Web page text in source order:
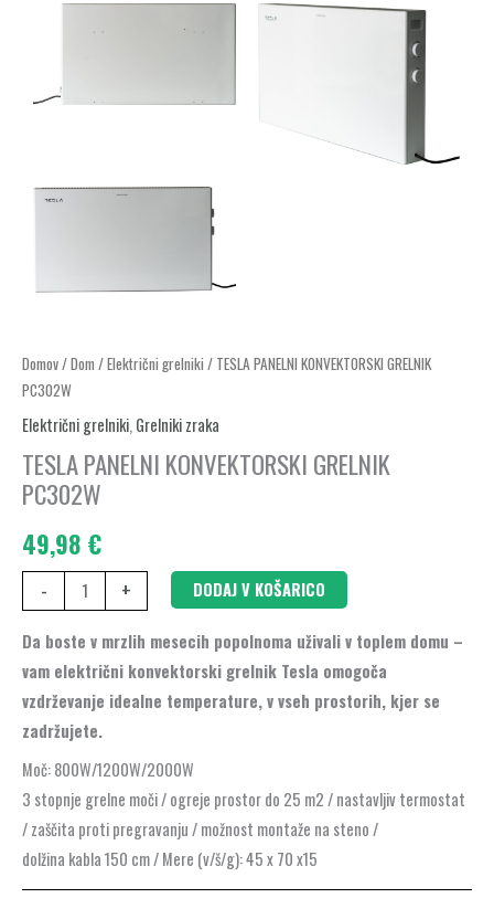
Domov/Dom /Električni grelniki / TESLA PANELNI KONVEKTORSKI GRELNIK
PC302W
Električni grelniki,Grelniki zraka
TESLA PANELNI KONVEKTORSKI GRELNIK
PC302W
49,98 €
-
TESLA
PANELNI
KONVEKTORSKI
GRELNIK
PC302W
+ DODAJ V KOŠARICO
Da boste v mrzlih mesecih popolnoma uživali v toplem domu –
vam električni konvektorski grelnik Tesla omogoča
vzdrževanje idealne temperature, v vseh prostorih, kjer se
zadržujete.
Moč: 800W/1200W/2000W
3 stopnje grelne moči / ogreje prostor do 25 m2 / nastavljiv termostat
/ zaščita proti pregravanju / možnost montaže na steno /
dolžina kabla 150 cm / Mere (v/š/g): 45 x 70 x15